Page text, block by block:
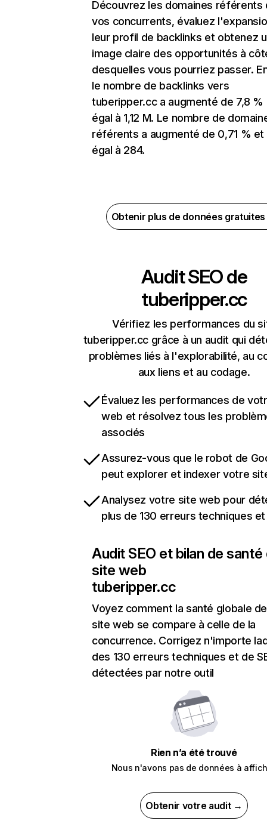
Découvrez les domaines référents
vos concurrents, évaluez
leur profil de backlinks et obtenez
image claire des opportunités à
desquelles vous pourriez passer.
le nombre de backlinks vers
tuberipper.cc a augmenté de 7,8
égal à 1,12 M. Le nombre de
référents a augmenté de 0,71 %
égal à 284.
Obtenir plus de données
Audit SEO de
tuberipper.cc
Vérifiez les performances du
tuberipper.cc grâce à un audit qui
problèmes liés à l'explorabilité, au
aux liens et au codage.
Évaluez les performances de
web et résolvez tous les
associés
Assurez-vous que le robot de
peut explorer et indexer votre
Analysez votre site web pour
plus de 130 erreurs techniques et
Audit SEO et bilan de santé
site web
tuberipper.cc
Voyez comment la santé globale
site web se compare à celle de la
concurrence. Corrigez n'importe
des 130 erreurs techniques et de
détectées par notre outil
Rien n’a été trouvé
Nous n'avons pas de données à
Obtenir votre audit →